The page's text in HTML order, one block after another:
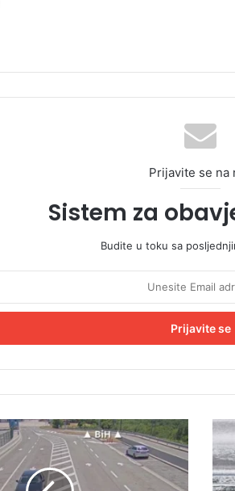
Prijavite se na
Sistem za
Budite u toku sa
i
ž